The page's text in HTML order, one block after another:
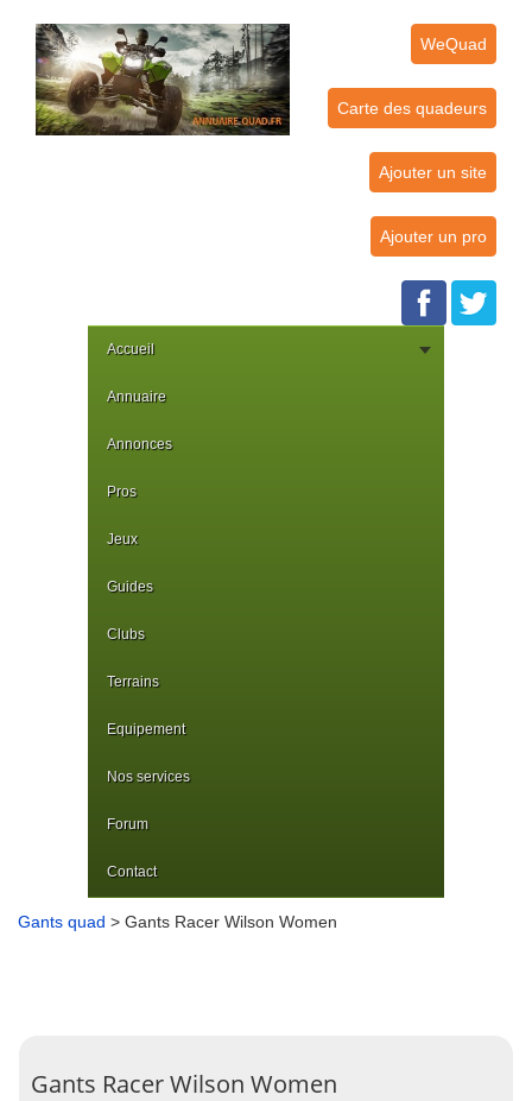
WeQuad
Carte des quadeurs
Ajouter un site
Ajouter un pro
Accueil
Annuaire
Annonces
Pros
Jeux
Guides
Clubs
Terrains
Equipement
Nos services
Forum
Contact
Gants quad > Gants Racer Wilson Women
Gants Racer Wilson Women